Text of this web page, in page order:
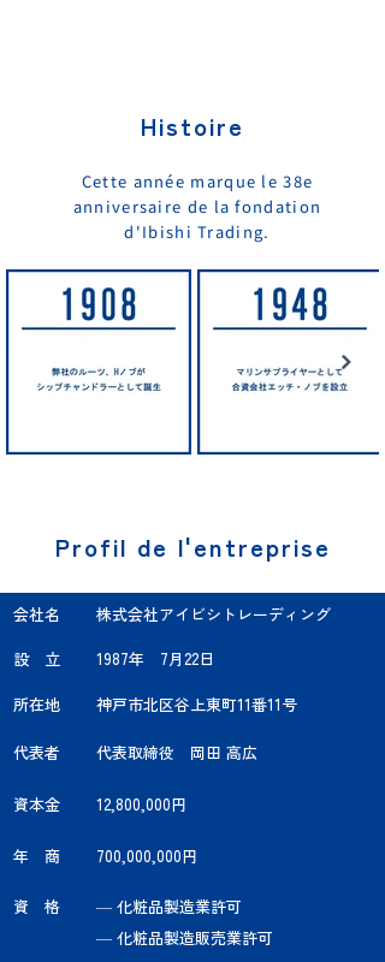
Histoire
Cette année marque le 38e
anniversaire de la fondation
d'Ibishi Trading.
Profil de l'entreprise
会社名 株式会社アイビシトレーディング
設 立 1987年 7月22日
所在地 神戸市北区谷上東町11番11号
​代表者 代表取締役 岡田 高広
資本金 12,800,000円
年 商 700,000,000円
資 格 ― 化粧品製造業許可
― 化粧品製造販売業許可